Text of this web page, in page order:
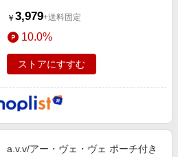
￥ 3,979+送料固定
10.0%
ストアにすすむ
a.v.v/アー・ヴェ・ヴェ ポーチ付き